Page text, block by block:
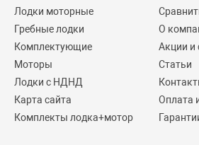
Лодки моторные
Гребные лодки
Комплектующие
Моторы
Лодки с НДНД
Карта сайта
Комплекты лодка+мотор
О
Акции и
Статьи
Оплата